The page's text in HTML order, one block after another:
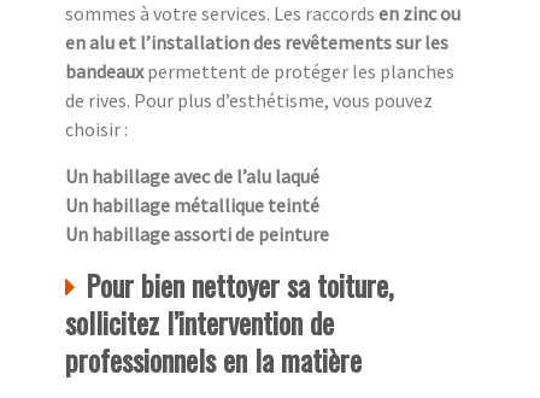
sommes à votre services. Les raccords en zinc ou
en alu et l’installation des revêtements sur les
bandeauxpermettent de protéger les planches
de rives. Pour plus d’esthétisme, vous pouvez
choisir :
Un habillage avec de l’alu laqué
Un habillage métallique teinté
Un habillage assorti de peinture
Pour bien nettoyer sa toiture,
sollicitez l’intervention de
professionnels en la matière